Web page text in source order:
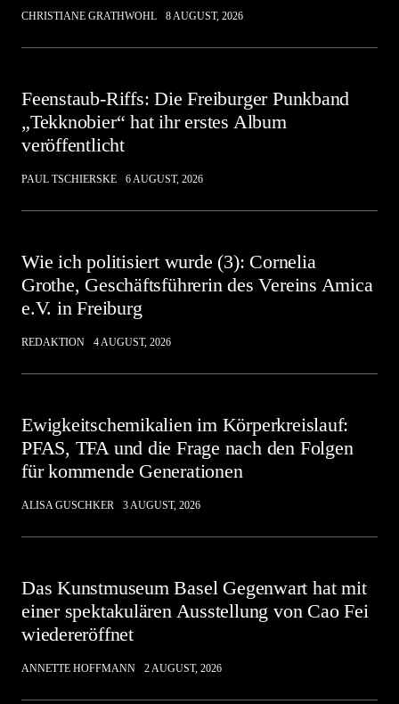
CHRISTIANE GRATHWOHL 8 AUGUST, 2026
Feenstaub-Riffs: Die Freiburger Punkband
„Tekknobier“ hat ihr erstes Album
veröffentlicht
PAUL TSCHIERSKE 6 AUGUST, 2026
Wie ich politisiert wurde (3): Cornelia
Grothe, Geschäftsführerin des Vereins Amica
e.V. in Freiburg
REDAKTION 4 AUGUST, 2026
Ewigkeitschemikalien im Körperkreislauf:
PFAS, TFA und die Frage nach den Folgen
für kommende Generationen
ALISA GUSCHKER 3 AUGUST, 2026
Das Kunstmuseum Basel Gegenwart hat mit
einer spektakulären Ausstellung von Cao Fei
wiedereröffnet
ANNETTE HOFFMANN 2 AUGUST, 2026